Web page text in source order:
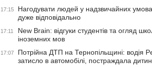
17:15
Нагодувати людей у надзвичайних
дуже відповідально
17:11
New Brain: відгуки студентів та огляд
іноземних мов
17:07
Потрійна ДТП на Тернопільщині: водія
затисло в автомобілі, постраждала